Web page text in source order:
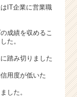
IT企業に営業職
成績を収めるこ
た。
踏み切りました
用度が低いた
した。